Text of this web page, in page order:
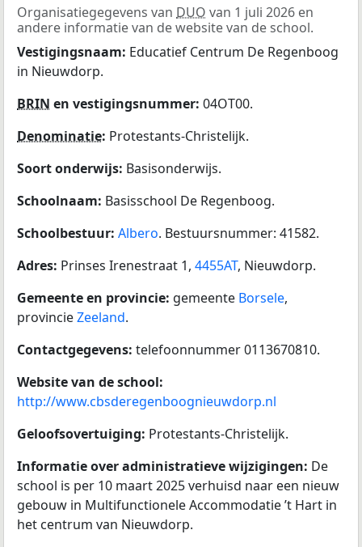
Organisatiegegevens van DUO van 1 juli 2026 en
andere informatie van de website van de school.
Vestigingsnaam: Educatief Centrum De Regenboog
in Nieuwdorp.
BRIN en vestigingsnummer: 04OT00.
Denominatie: Protestants-Christelijk.
Soort onderwijs: Basisonderwijs.
Schoolnaam: Basisschool De Regenboog.
Schoolbestuur: Albero. Bestuursnummer: 41582.
Adres: Prinses Irenestraat 1, 4455AT, Nieuwdorp.
Gemeente en provincie: gemeente Borsele,
provincieZeeland.
Contactgegevens: telefoonnummer 0113670810.
Website van de school:
http://www.cbsderegenboognieuwdorp.nl
Geloofsovertuiging: Protestants-Christelijk.
Informatie over administratieve wijzigingen: De
school is per 10 maart 2025 verhuisd naar een nieuw
gebouw in Multifunctionele Accommodatie ’t Hart in
het centrum van Nieuwdorp.